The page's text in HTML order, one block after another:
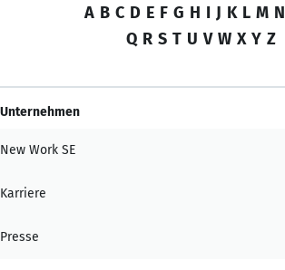
A B C D E F G H I J K L M N
Q R S T U V W X Y Z
Unternehmen
New Work SE
Karriere
Presse